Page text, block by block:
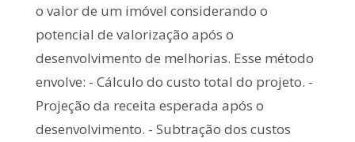
o valor de um imóvel considerando o
potencial de valorização após o
desenvolvimento de melhorias. Esse método
envolve: - Cálculo do custo total do projeto. -
Projeção da receita esperada após o
desenvolvimento. - Subtração dos custos